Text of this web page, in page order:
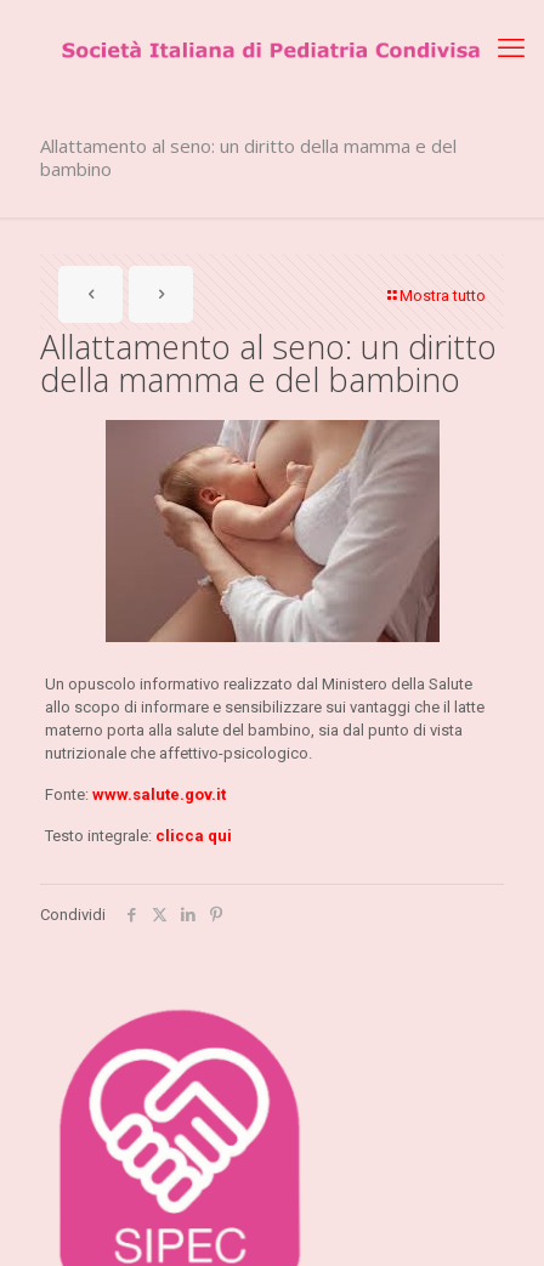
Allattamento al seno: un diritto della mamma e del
bambino
Mostra tutto
Allattamento al seno: un diritto
della mamma e del bambino
Un opuscolo informativo realizzato dal Ministero della Salute
allo scopo di informare e sensibilizzare sui vantaggi che il latte
materno porta alla salute del bambino, sia dal punto di vista
nutrizionale che affettivo-psicologico.
Fonte: www.salute.gov.it
Testo integrale: clicca qui
Condividi